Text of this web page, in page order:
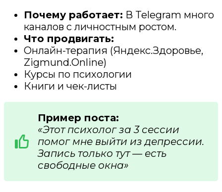
Почему работает: В Telegram много
каналов с личностным ростом.
Что продвигать:
Онлайн-терапия (Яндекс.Здоровье,
Zigmund.Online)
Курсы по психологии
Книги и чек-листы
Пример поста:
«Этот психолог за 3 сессии
помог мне выйти из депрессии.
Запись только тут — есть
свободные окна»